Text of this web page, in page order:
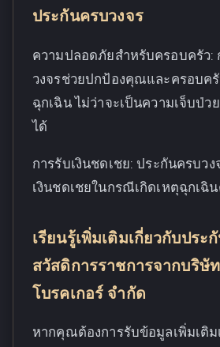
ประกันครบวงจร
ความปลอดภัยสำหรับครอบครัว:
วงจรช่วยปกป้องคุณและครอบค
ฉุกเฉิน ไม่ว่าจะเป็นความเจ็บป่ว
ได้
การรับเงินชดเชย: ประกันครบว
เงินชดเชยในกรณีเกิดเหตุฉุกเ
เรียนรู้เพิ่มเติมเกี่ยวกับประ
สวัสดิการราชการจากบริษั
โบรคเกอร์ จำกัด
หากคุณต้องการรับข้อมูลเพิ่มเติม